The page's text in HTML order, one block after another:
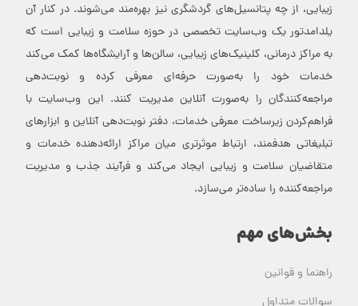
زیبایی، از چه پتانسیل‌های گردشگری نیز بهره‌مند می‌شوند. در کنار آن
یلدامدتور یک وب‌سایت تخصصی در حوزه سلامت و زیبایی است که
به مراکز درمانی، کلینیک‌های زیبایی، سالن‌ها و آرایشگاه‌ها کمک می‌کند
خدمات خود را به‌صورت حرفه‌ای معرفی کرده و نوبت‌دهی
مراجعه‌کنندگان را به‌صورت آنلاین مدیریت کنند. این وب‌سایت با
فراهم‌کردن زیرساخت معرفی خدمات، دفتر نوبت‌دهی آنلاین و ابزارهای
تبلیغاتی هدفمند، ارتباط موثرتری میان مراکز ارائه‌دهنده خدمات و
متقاضیان سلامت و زیبایی ایجاد می‌کند و فرآیند جذب و مدیریت
مراجعه‌کننده را ساده‌تر می‌سازد.
بخش‌های مهم
راهنما و قوانین